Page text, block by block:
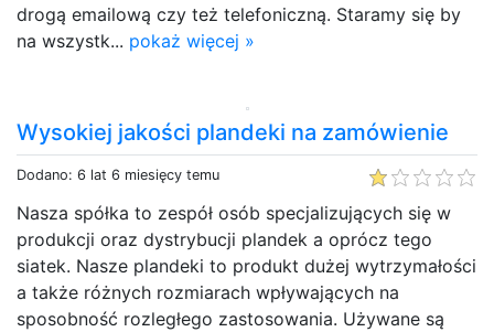
drogą emailową czy też telefoniczną. Staramy się by
na wszystk... pokaż więcej »
Wysokiej jakości plandeki na zamówienie
Dodano: 6 lat 6 miesięcy temu
Nasza spółka to zespół osób specjalizujących się w
produkcji oraz dystrybucji plandek a oprócz tego
siatek. Nasze plandeki to produkt dużej wytrzymałości
a także różnych rozmiarach wpływających na
sposobność rozległego zastosowania. Używane są